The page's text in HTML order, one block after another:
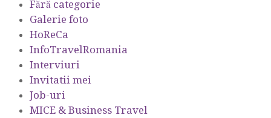
Fără categorie
Galerie foto
HoReCa
InfoTravelRomania
Interviuri
Invitatii mei
Job-uri
MICE & Business Travel